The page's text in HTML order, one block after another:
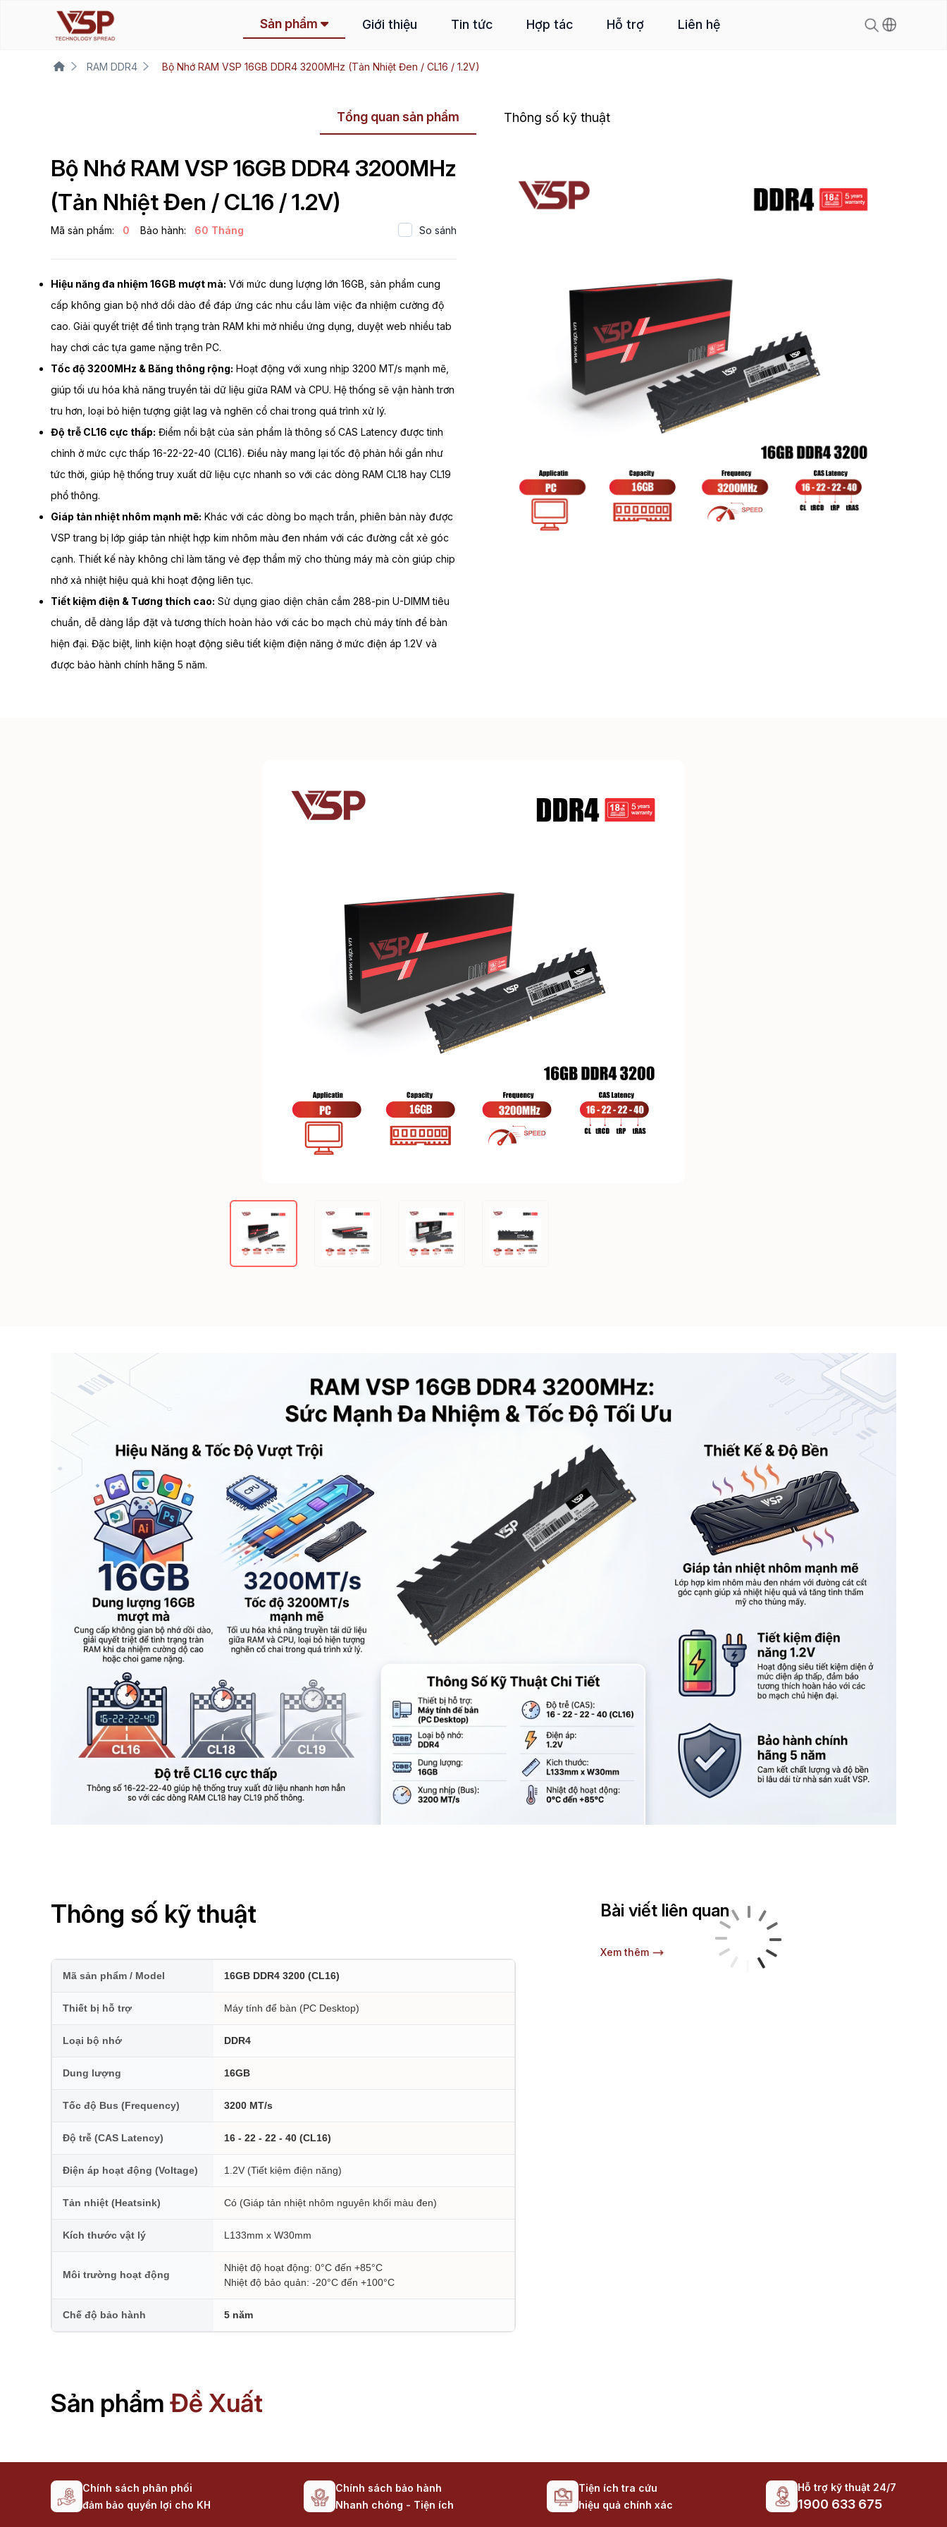
Sản phẩm Giới thiệu Tin tức Hợp tác Hỗ trợ Liên hệ
RAM DDR4 Bộ Nhớ RAM VSP 16GB DDR4 3200MHz (Tản Nhiệt Đen / CL16 / 1.2V)
Tổng quan sản phẩm Thông số kỹ thuật
Bộ Nhớ RAM VSP 16GB DDR4 3200MHz
(Tản Nhiệt Đen / CL16 / 1.2V)
Mã sản phẩm: 0 Bảo hành: 60 Tháng So sánh
Hiệu năng đa nhiệm 16GB mượt mà: Với mức dung lượng lớn 16GB, sản phẩm cung
cấp không gian bộ nhớ dồi dào để đáp ứng các nhu cầu làm việc đa nhiệm cường độ
cao. Giải quyết triệt để tình trạng tràn RAM khi mở nhiều ứng dụng, duyệt web nhiều tab
hay chơi các tựa game nặng trên PC.
Tốc độ 3200MHz & Băng thông rộng: Hoạt động với xung nhịp 3200 MT/s mạnh mẽ,
giúp tối ưu hóa khả năng truyền tải dữ liệu giữa RAM và CPU. Hệ thống sẽ vận hành trơn
tru hơn, loại bỏ hiện tượng giật lag và nghẽn cổ chai trong quá trình xử lý.
Độ trễ CL16 cực thấp: Điểm nổi bật của sản phẩm là thông số CAS Latency được tinh
chỉnh ở mức cực thấp 16-22-22-40 (CL16). Điều này mang lại tốc độ phản hồi gần như
tức thời, giúp hệ thống truy xuất dữ liệu cực nhanh so với các dòng RAM CL18 hay CL19
phổ thông.
Giáp tản nhiệt nhôm mạnh mẽ: Khác với các dòng bo mạch trần, phiên bản này được
VSP trang bị lớp giáp tản nhiệt hợp kim nhôm màu đen nhám với các đường cắt xẻ góc
cạnh. Thiết kế này không chỉ làm tăng vẻ đẹp thẩm mỹ cho thùng máy mà còn giúp chip
nhớ xả nhiệt hiệu quả khi hoạt động liên tục.
Tiết kiệm điện & Tương thích cao: Sử dụng giao diện chân cắm 288-pin U-DIMM tiêu
chuẩn, dễ dàng lắp đặt và tương thích hoàn hảo với các bo mạch chủ máy tính để bàn
hiện đại. Đặc biệt, linh kiện hoạt động siêu tiết kiệm điện năng ở mức điện áp 1.2V và
được bảo hành chính hãng 5 năm.
Thông số kỹ thuật
Mã sản phẩm / Model 16GB DDR4 3200 (CL16)
Thiết bị hỗ trợ Máy tính để bàn (PC Desktop)
Loại bộ nhớ DDR4
Dung lượng 16GB
Tốc độ Bus (Frequency) 3200 MT/s
Độ trễ (CAS Latency) 16 - 22 - 22 - 40 (CL16)
Điện áp hoạt động (Voltage) 1.2V (Tiết kiệm điện năng)
Tản nhiệt (Heatsink) Có (Giáp tản nhiệt nhôm nguyên khối màu đen)
Kích thước vật lý L133mm x W30mm
Môi trường hoạt động
Nhiệt độ hoạt động: 0°C đến +85°C
Nhiệt độ bảo quản: -20°C đến +100°C
Chế độ bảo hành 5 năm
Bài viết liên quan
Xem thêm
Sản phẩm Đề Xuất
Chính sách phân phối
đảm bảo quyền lợi cho KH
Chính sách bảo hành
Nhanh chóng - Tiện ích
Tiện ích tra cứu
hiệu quả chính xác
Hỗ trợ kỹ thuật 24/7
1900 633 675